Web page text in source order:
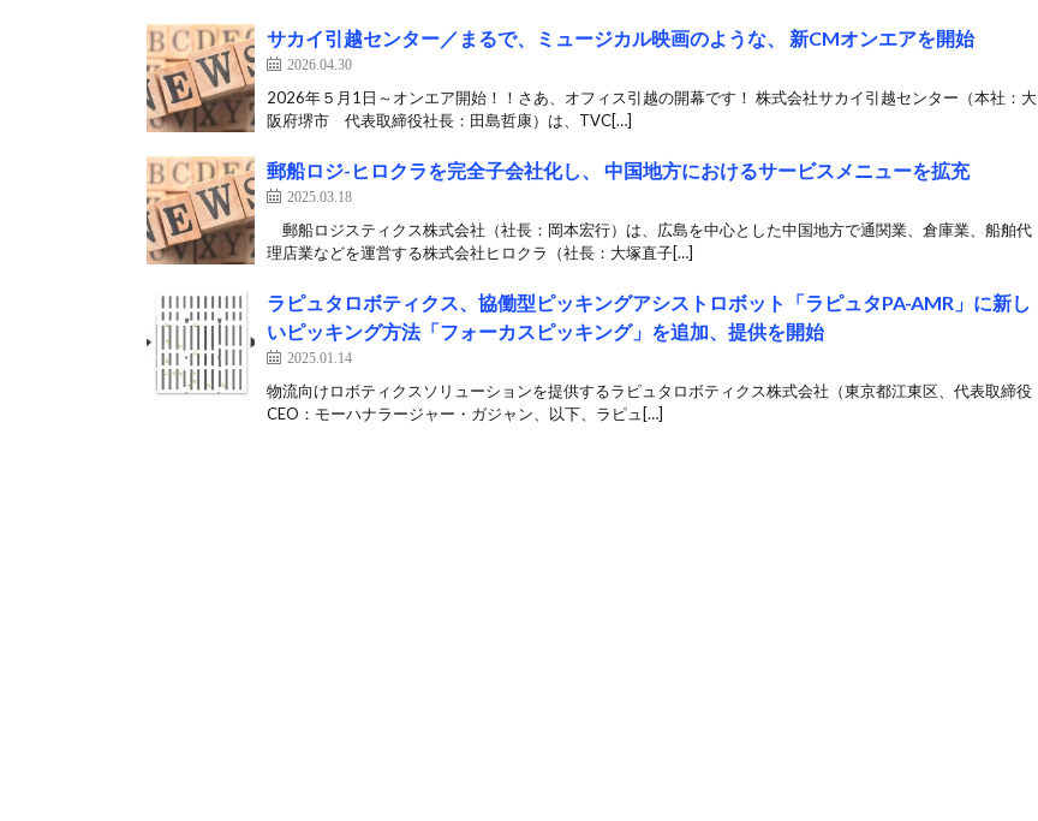
サカイ引越センター／まるで、ミュージカル映画のような、 新CMオンエアを開始
2026.04.30
2026年５月1日～オンエア開始！！さあ、オフィス引越の開幕です！ 株式会社サカイ引越センター（本社：大
阪府堺市 代表取締役社長：田島哲康）は、TVC[…]
郵船ロジ-ヒロクラを完全子会社化し、 中国地方におけるサービスメニューを拡充
2025.03.18
郵船ロジスティクス株式会社（社長：岡本宏行）は、広島を中心とした中国地方で通関業、倉庫業、船舶代
理店業などを運営する株式会社ヒロクラ（社長：大塚直子[…]
ラピュタロボティクス、協働型ピッキングアシストロボット「ラピュタPA-AMR」に新し
いピッキング方法「フォーカスピッキング」を追加、提供を開始
2025.01.14
物流向けロボティクスソリューションを提供するラピュタロボティクス株式会社（東京都江東区、代表取締役
CEO：モーハナラージャー・ガジャン、以下、ラピュ[…]